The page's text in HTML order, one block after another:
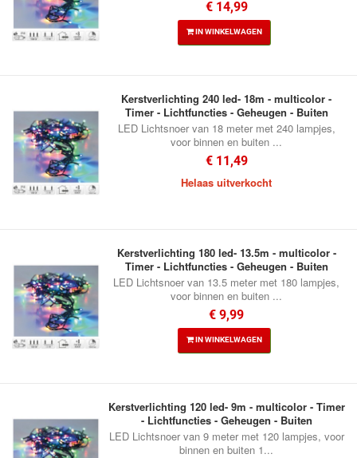
€ 14,99
IN WINKELWAGEN
Kerstverlichting 240 led- 18m - multicolor -
Timer - Lichtfuncties - Geheugen - Buiten
LED Lichtsnoer van 18 meter met 240 lampjes,
voor binnen en buiten ...
€ 11,49
Helaas uitverkocht
Kerstverlichting 180 led- 13.5m - multicolor -
Timer - Lichtfuncties - Geheugen - Buiten
LED Lichtsnoer van 13.5 meter met 180 lampjes,
voor binnen en buiten ...
€ 9,99
IN WINKELWAGEN
Kerstverlichting 120 led- 9m - multicolor - Timer
- Lichtfuncties - Geheugen - Buiten
LED Lichtsnoer van 9 meter met 120 lampjes, voor
binnen en buiten 1...